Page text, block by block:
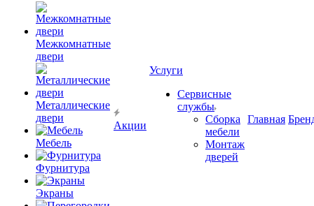
Межкомнатные
двери
Металлические
двери
Мебель
Фурнитура
Экраны
Акции
Услуги
Сервисные
службы
Сборка
мебели
Монтаж
дверей
Главная